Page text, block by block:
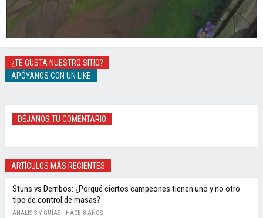
¿TE GUSTA NUESTRO SITIO?
APÓYANOS CON UN LIKE
DÉJANOS TU COMENTARIO
ARTÍCULOS MÁS RECIENTES
Stuns vs Derribos: ¿Porqué ciertos campeones tienen uno y no otro
tipo de control de masas?
ANÁLISIS Y GUÍAS - HACE 8 AÑOS